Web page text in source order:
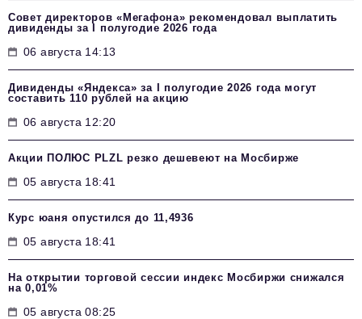
Совет директоров «Мегафона» рекомендовал выплатить
дивиденды за I полугодие 2026 года
06 августа 14:13
Дивиденды «Яндекса» за I полугодие 2026 года могут
составить 110 рублей на акцию
06 августа 12:20
Акции ПОЛЮС PLZL резко дешевеют на Мосбирже
05 августа 18:41
Курс юаня опустился до 11,4936
05 августа 18:41
На открытии торговой сессии индекс Мосбиржи снижался
на 0,01%
05 августа 08:25